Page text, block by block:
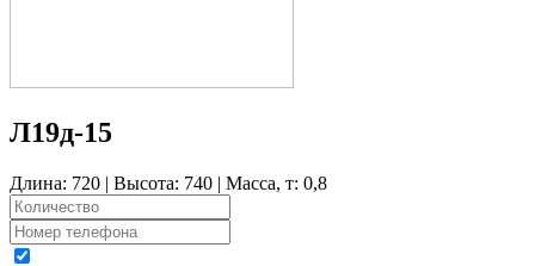
Л19д-15
Длина: 720 | Высота: 740 | Масса, т: 0,8